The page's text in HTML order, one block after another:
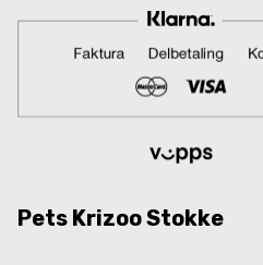
Pets Krizoo Stokke